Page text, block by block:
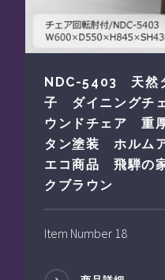
NDC-5403 天然
子 ダイニングチ
ウンドチェア
タン塗装 ホルム
エコ商品 飛騨の
クブラウン
Item Number 18